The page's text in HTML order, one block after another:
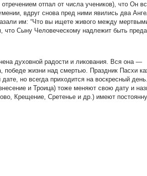
отпал от числа учеников), что Он
вдруг снова пред ними явились два
им: “Что вы ищете живого между
что Сыну Человеческому надлежит быть
духовной радости и ликования. Вся она —
победе жизни над смертью. Праздник Пасхи
но всегда приходится на воскресный
и Троица) тоже меняют свою дату и
Крещение, Сретенье и др.) имеют